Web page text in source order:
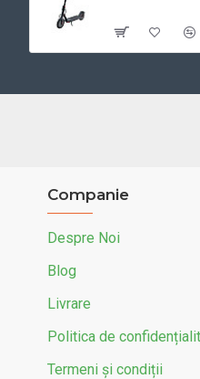
Companie
Despre Noi
Blog
Livrare
Politica de
Termeni și condiții